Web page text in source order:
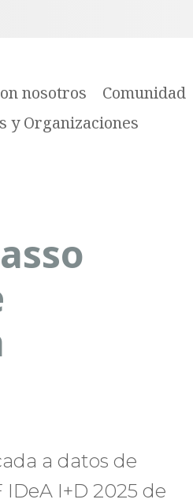
nosotros Comunidad
y Organizaciones
a datos de
I+D 2025 de